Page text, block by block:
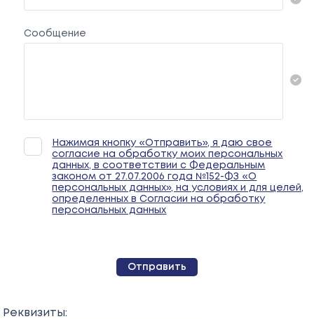
Сообщение
Нажимая кнопку «Отправить», я даю свое
согласие на обработку моих персональных
данных, в соответствии с Федеральным
законом от 27.07.2006 года №152-ФЗ «О
персональных данных», на условиях и для целей,
определенных в Согласии на обработку
персональных данных
Реквизиты: